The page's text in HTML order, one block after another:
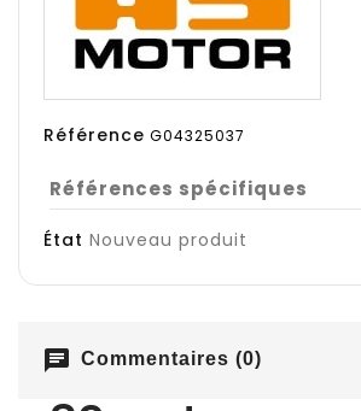
Référence G04325037
Références spécifiques
État Nouveau produit
chat Commentaires (0)